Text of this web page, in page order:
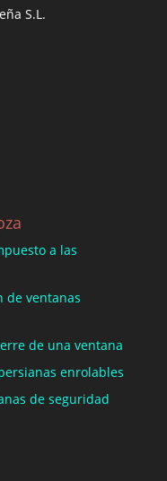
S.L.
a las
de ventanas
de una ventana
enrolables
de seguridad